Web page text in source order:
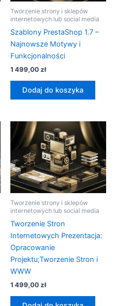
Tworzenie strony i sklepów
internetowych lub social media
Szablony PrestaShop 1.7 –
Najnowsze Motywy i
Funkcjonalności
1 499,00zł
Dodaj do koszyka
Tworzenie strony i sklepów
internetowych lub social media
Tworzenie Stron
Internetowych Prezentacja:
Opracowanie
Projektu;Tworzenie Stron i
WWW
1 499,00zł